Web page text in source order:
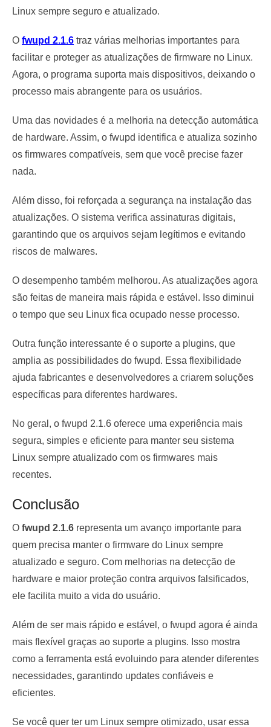
Linux sempre seguro e atualizado.
O fwupd 2.1.6 traz várias melhorias importantes para
facilitar e proteger as atualizações de firmware no Linux.
Agora, o programa suporta mais dispositivos, deixando o
processo mais abrangente para os usuários.
Uma das novidades é a melhoria na detecção automática
de hardware. Assim, o fwupd identifica e atualiza sozinho
os firmwares compatíveis, sem que você precise fazer
nada.
Além disso, foi reforçada a segurança na instalação das
atualizações. O sistema verifica assinaturas digitais,
garantindo que os arquivos sejam legítimos e evitando
riscos de malwares.
O desempenho também melhorou. As atualizações agora
são feitas de maneira mais rápida e estável. Isso diminui
o tempo que seu Linux fica ocupado nesse processo.
Outra função interessante é o suporte a plugins, que
amplia as possibilidades do fwupd. Essa flexibilidade
ajuda fabricantes e desenvolvedores a criarem soluções
específicas para diferentes hardwares.
No geral, o fwupd 2.1.6 oferece uma experiência mais
segura, simples e eficiente para manter seu sistema
Linux sempre atualizado com os firmwares mais
recentes.
Conclusão
O fwupd 2.1.6 representa um avanço importante para
quem precisa manter o firmware do Linux sempre
atualizado e seguro. Com melhorias na detecção de
hardware e maior proteção contra arquivos falsificados,
ele facilita muito a vida do usuário.
Além de ser mais rápido e estável, o fwupd agora é ainda
mais flexível graças ao suporte a plugins. Isso mostra
como a ferramenta está evoluindo para atender diferentes
necessidades, garantindo updates confiáveis e
eficientes.
Se você quer ter um Linux sempre otimizado, usar essa